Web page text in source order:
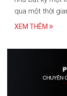
qua một thời
phận cấu thành
XEM THÊM